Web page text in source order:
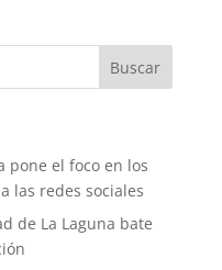
pone el foco en los
las redes sociales
de La Laguna bate